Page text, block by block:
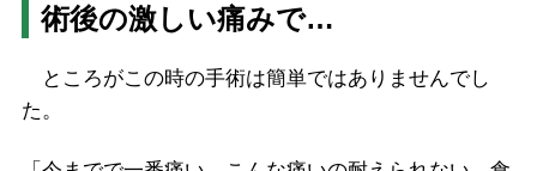
術後の激しい痛みで…
ところがこの時の手術は簡単ではありませんでし
た。